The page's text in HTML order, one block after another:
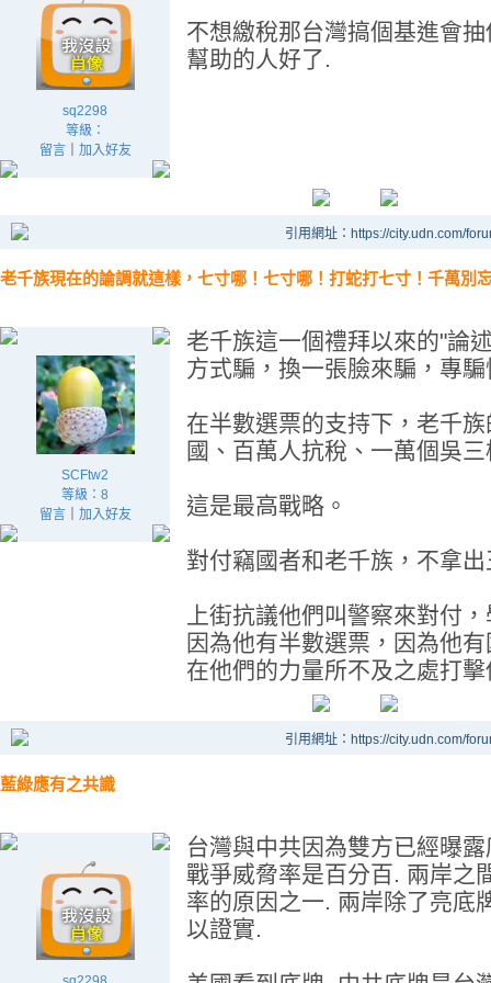
sq2298
等級：
留言｜ 加入好友
不想繳稅那台灣搞個基進會
幫助的人好了.
引用網址：https://city.udn.com/
老千族現在的論調就這樣，七寸哪！七寸哪！打蛇打七寸！千萬別
SCFtw2
等級：8
留言｜ 加入好友
老千族這一個禮拜以來的"論
方式騙，換一張臉來騙，專
在半數選票的支持下，老千
國、百萬人抗稅、一萬個吳
這是最高戰略。
對付竊國者和老千族，不拿
上街抗議他們叫警察來對付
因為他有半數選票，因為他
在他們的力量所不及之處打
引用網址：https://city.udn.com/
藍綠應有之共識
台灣與中共因為雙方已經曝
戰爭威脅率是百分百. 兩岸之
率的原因之一. 兩岸除了亮底
以證實.